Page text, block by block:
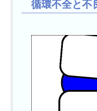
循環不全と不